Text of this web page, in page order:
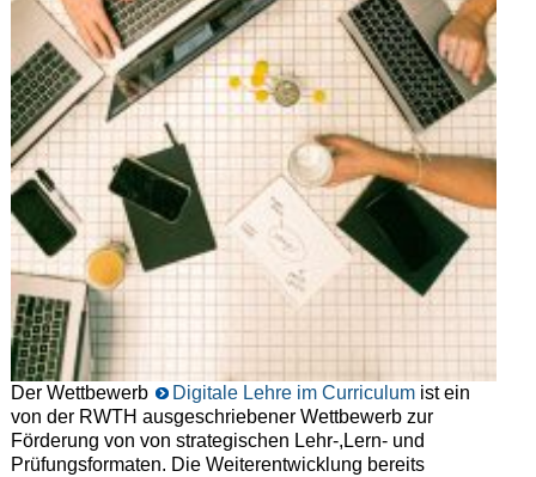
Der Wettbewerb Digitale Lehre im Curriculumist ein
von der RWTH ausgeschriebener Wettbewerb zur
Förderung von von strategischen Lehr-,Lern- und
Prüfungsformaten. Die Weiterentwicklung bereits